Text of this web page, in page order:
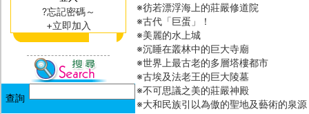
?忘記密碼～
+立即加入
※彷若漂浮海上的莊嚴修道院
※古代「巨蛋」！
※美麗的水上城
※沉睡在叢林中的巨大寺廟
※世界上最古老的多層塔樓都市
※古埃及法老王的巨大陵墓
※不可思議之美的莊嚴神殿
※大和民族引以為傲的聖地及藝術的泉